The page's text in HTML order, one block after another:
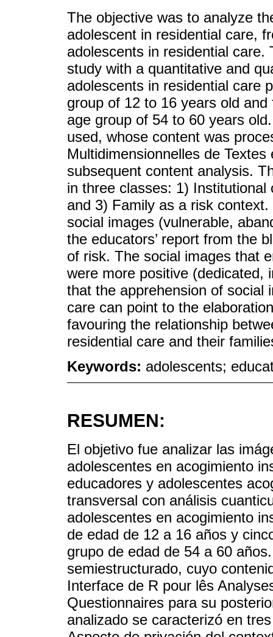
The objective was to analyze
adolescent in residential care,
adolescents in residential
study with a quantitative and
adolescents in residential care
group of 12 to 16 years old
age group of 54 to 60 years
used, whose content was
Multidimensionnelles de
subsequent content analysis.
in three classes: 1)
and 3) Family as a risk
social images (vulnerable,
the educators’ report from the
of risk. The social images that
were more positive (dedicated,
that the apprehension of social
care can point to the
favouring the relationship
residential care and their
Keywords: adolescents;
RESUMEN:
El objetivo fue analizar las
adolescentes en acogimiento
educadores y adolescentes
transversal con análisis
adolescentes en acogimiento
de edad de 12 a 16 años y
grupo de edad de 54 a 60
semiestructurado, cuyo
Interface de R pour lês
Questionnaires para su
analizado se caracterizó en